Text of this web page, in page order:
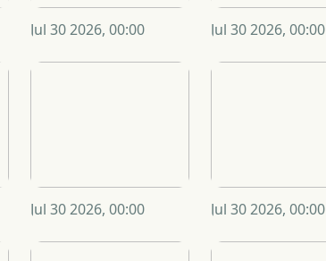
Jul 30 2026, 00:00 Jul 30 2026, 00:00
Jul 30 2026, 00:00 Jul 30 2026, 00:00